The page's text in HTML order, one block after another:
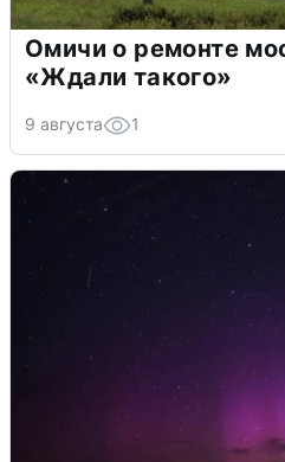
Омичи о ремонте
«Ждали такого»
9 августа 1